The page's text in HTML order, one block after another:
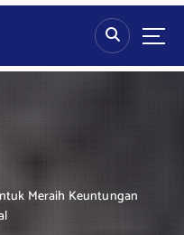
Meraih Keuntungan